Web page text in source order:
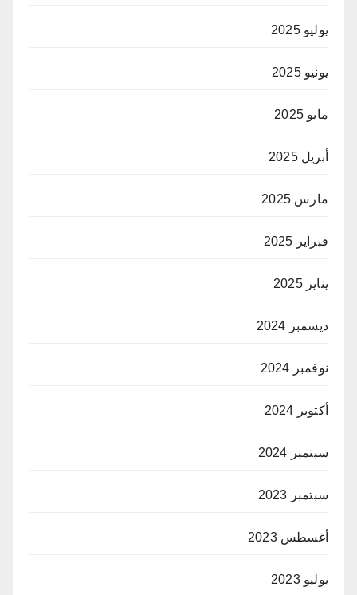
يوليو 2025
يونيو 2025
مايو 2025
أبريل 2025
مارس 2025
فبراير 2025
يناير 2025
ديسمبر 2024
نوفمبر 2024
أكتوبر 2024
سبتمبر 2024
سبتمبر 2023
أغسطس 2023
يوليو 2023